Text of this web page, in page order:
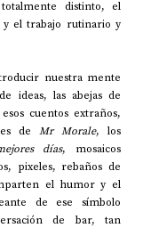
distinto, el
y el trabajo rutinario y
nuestra mente
ideas, las abejas de
cuentos extraños,
de Mr Morale, los
días, mosaicos
pixeles, rebaños de
el humor y el
de ese símbolo
de bar, tan